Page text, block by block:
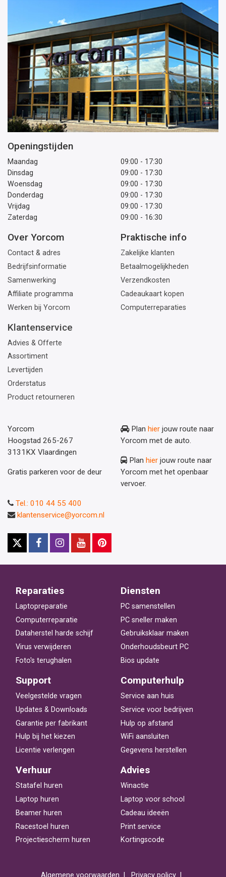
Openingstijden
Maandag
09:00 - 17:30
Dinsdag
09:00 - 17:30
Woensdag
09:00 - 17:30
Donderdag
09:00 - 17:30
Vrijdag
09:00 - 17:30
Zaterdag
09:00 - 16:30
Over Yorcom
Contact & adres
Bedrijfsinformatie
Samenwerking
Affiliate programma
Werken bij Yorcom
Praktische info
Zakelijke klanten
Betaalmogelijkheden
Verzendkosten
Cadeaukaart kopen
Computerreparaties
Klantenservice
Advies & Offerte
Assortiment
Levertijden
Orderstatus
Product retourneren
Yorcom
Hoogstad 265-267
3131KX Vlaardingen
Gratis parkeren voor de deur
Plan hier jouw route naar
Yorcom met de auto.
Plan hier jouw route naar
Yorcom met het openbaar
vervoer.
Tel.: 010 44 55 400
klantenservice@yorcom.nl
Reparaties
Laptopreparatie
Computerreparatie
Dataherstel harde schijf
Virus verwijderen
Foto's terughalen
Diensten
PC samenstellen
PC sneller maken
Gebruiksklaar maken
Onderhoudsbeurt PC
Bios update
Support
Veelgestelde vragen
Updates & Downloads
Garantie per fabrikant
Hulp bij het kiezen
Licentie verlengen
Computerhulp
Service aan huis
Service voor bedrijven
Hulp op afstand
WiFi aansluiten
Gegevens herstellen
Verhuur
Statafel huren
Laptop huren
Beamer huren
Racestoel huren
Projectiescherm huren
Advies
Winactie
Laptop voor school
Cadeau ideeën
Print service
Kortingscode